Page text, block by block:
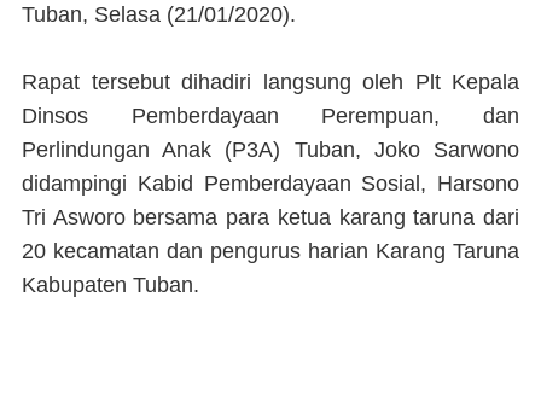
Tuban, Selasa (21/01/2020).
Rapat tersebut dihadiri langsung oleh Plt Kepala
Dinsos Pemberdayaan Perempuan, dan
Perlindungan Anak (P3A) Tuban, Joko Sarwono
didampingi Kabid Pemberdayaan Sosial, Harsono
Tri Asworo bersama para ketua karang taruna dari
20 kecamatan dan pengurus harian Karang Taruna
Kabupaten Tuban.